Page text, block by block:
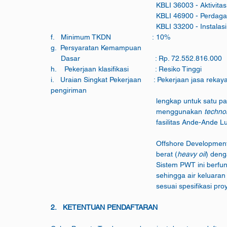
KBLI 36003 -
KBLI 46900 -
KBLI 33200 -
f.   Minimum TKDN        		: 10%
g.  Persyaratan Kemampuan
     Dasar                                     : Rp. 72.552.816.000
h.    Pekerjaan klasifikasi             : Resiko Tinggi
i.   Uraian Singkat Pekerjaan      : Pekerjaan jasa
pengiriman
lengkap untuk satu
					  menggunakan
fasilitas Ande-
Offshore
					  berat (
heavy oil)
Sistem PWT ini
sehingga air
sesuai spesifikasi
2.   KETENTUAN PENDAFTARAN